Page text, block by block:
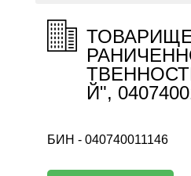
Й",
БИН - 040740011146